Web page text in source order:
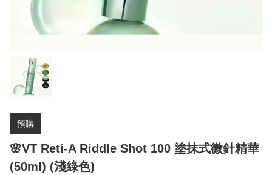
預購
🌸VT Reti-A Riddle Shot 100 塗抹式微針精華
(50ml) (淺綠色)